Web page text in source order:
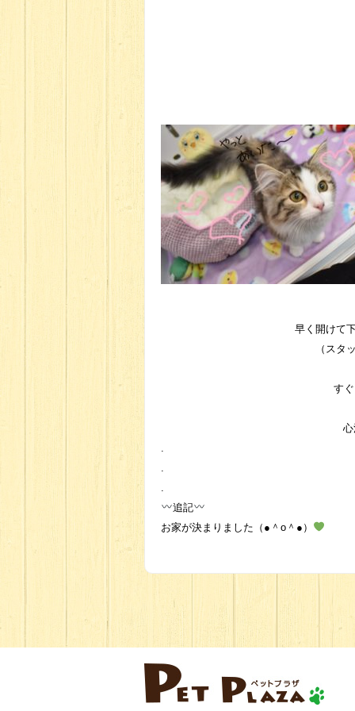
早く開けて
（スタ
す
.
.
.
追記
お家が決まりました（●＾o＾●）